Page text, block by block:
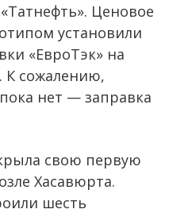
Ценовое
установили
«ЕвроТэк» на
К сожалению,
нет — заправка
свою первую
Хасавюрта.
шесть